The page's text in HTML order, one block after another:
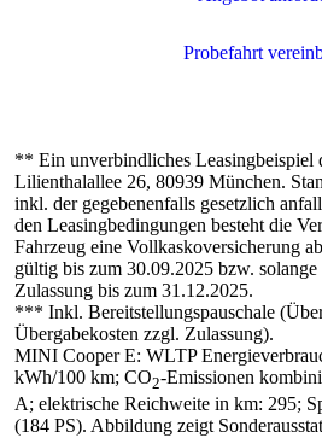
** Ein unverbindliches
Lilienthalallee 26, 80939 München.
inkl. der gegebenenfalls gesetzlich
den Leasingbedingungen besteht die
Fahrzeug eine Vollkaskoversicherung
gültig bis zum 30.09.2025 bzw.
Zulassung bis zum 31.12.2025.
*** Inkl. Bereitstellungspauschale
Übergabekosten zzgl. Zulassung).
MINI Cooper E: WLTP
kWh/100 km; CO2-Emissionen
A; elektrische Reichweite in km: 295;
(184 PS). Abbildung zeigt